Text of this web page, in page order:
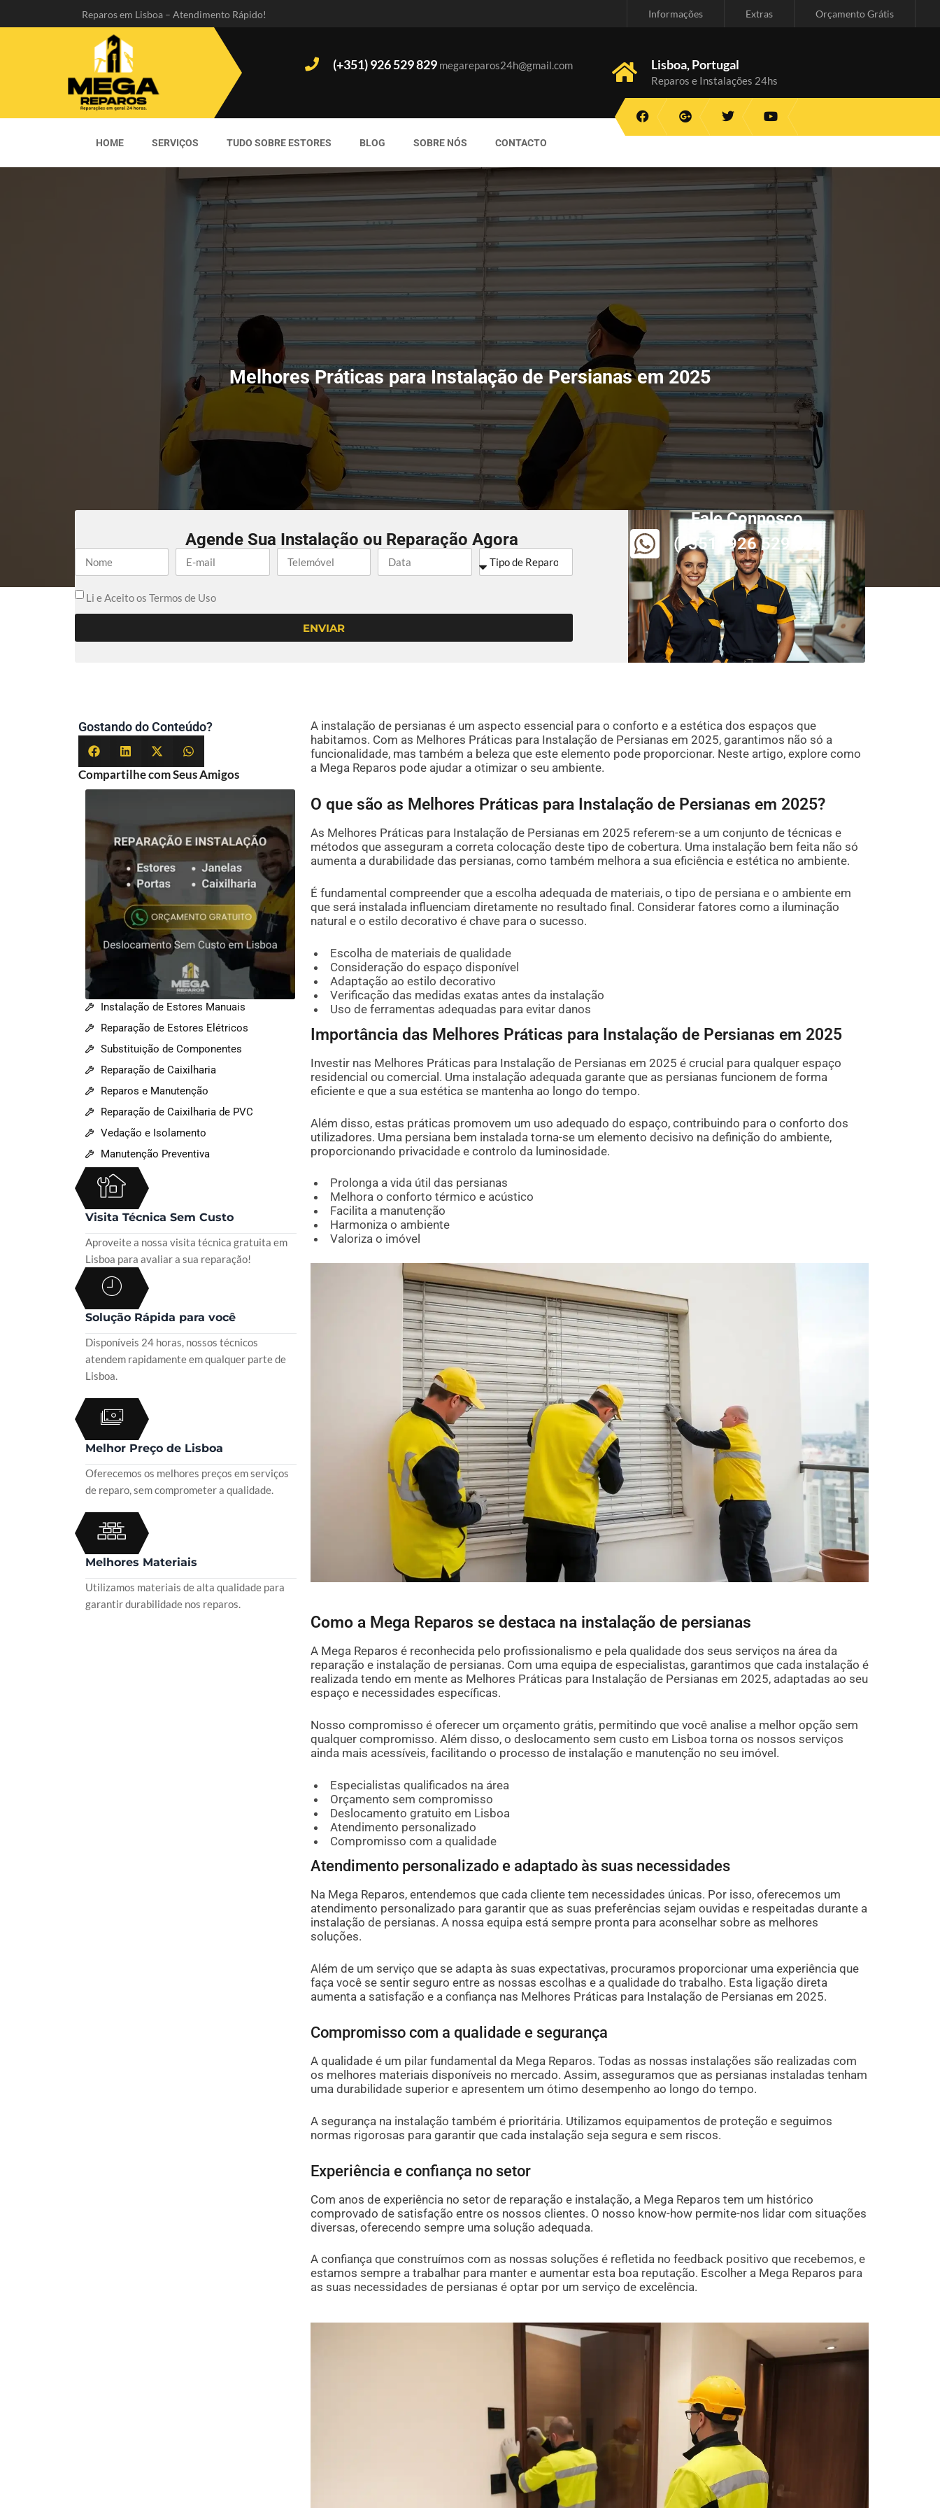
Reparos em Lisboa – Atendimento Rápido! Informações Extras Orçamento Grátis
(+351) 926 529 829 megareparos24h@gmail.com Lisboa, Portugal
Reparos e Instalações 24hs
HOME SERVIÇOS TUDO SOBRE ESTORES BLOG SOBRE NÓS CONTACTO
Melhores Práticas para Instalação de Persianas em 2025
Agende Sua Instalação ou Reparação Agora
Li e Aceito os Termos de Uso
ENVIAR
Fale Connosco
(+351) 926 529 829
A instalação de persianas é um aspecto essencial para o conforto e a estética dos espaços que
habitamos. Com as Melhores Práticas para Instalação de Persianas em 2025, garantimos não só a
funcionalidade, mas também a beleza que este elemento pode proporcionar. Neste artigo, explore como
a Mega Reparos pode ajudar a otimizar o seu ambiente.
O que são as Melhores Práticas para Instalação de Persianas em 2025?
As Melhores Práticas para Instalação de Persianas em 2025 referem-se a um conjunto de técnicas e
métodos que asseguram a correta colocação deste tipo de cobertura. Uma instalação bem feita não só
aumenta a durabilidade das persianas, como também melhora a sua eficiência e estética no ambiente.
É fundamental compreender que a escolha adequada de materiais, o tipo de persiana e o ambiente em
que será instalada influenciam diretamente no resultado final. Considerar fatores como a iluminação
natural e o estilo decorativo é chave para o sucesso.
Escolha de materiais de qualidade
Consideração do espaço disponível
Adaptação ao estilo decorativo
Verificação das medidas exatas antes da instalação
Uso de ferramentas adequadas para evitar danos
Importância das Melhores Práticas para Instalação de Persianas em 2025
Investir nas Melhores Práticas para Instalação de Persianas em 2025 é crucial para qualquer espaço
residencial ou comercial. Uma instalação adequada garante que as persianas funcionem de forma
eficiente e que a sua estética se mantenha ao longo do tempo.
Além disso, estas práticas promovem um uso adequado do espaço, contribuindo para o conforto dos
utilizadores. Uma persiana bem instalada torna-se um elemento decisivo na definição do ambiente,
proporcionando privacidade e controlo da luminosidade.
Prolonga a vida útil das persianas
Melhora o conforto térmico e acústico
Facilita a manutenção
Harmoniza o ambiente
Valoriza o imóvel
Como a Mega Reparos se destaca na instalação de persianas
A Mega Reparos é reconhecida pelo profissionalismo e pela qualidade dos seus serviços na área da
reparação e instalação de persianas. Com uma equipa de especialistas, garantimos que cada instalação é
realizada tendo em mente as Melhores Práticas para Instalação de Persianas em 2025, adaptadas ao seu
espaço e necessidades específicas.
Nosso compromisso é oferecer um orçamento grátis, permitindo que você analise a melhor opção sem
qualquer compromisso. Além disso, o deslocamento sem custo em Lisboa torna os nossos serviços
ainda mais acessíveis, facilitando o processo de instalação e manutenção no seu imóvel.
Especialistas qualificados na área
Orçamento sem compromisso
Deslocamento gratuito em Lisboa
Atendimento personalizado
Compromisso com a qualidade
Atendimento personalizado e adaptado às suas necessidades
Na Mega Reparos, entendemos que cada cliente tem necessidades únicas. Por isso, oferecemos um
atendimento personalizado para garantir que as suas preferências sejam ouvidas e respeitadas durante a
instalação de persianas. A nossa equipa está sempre pronta para aconselhar sobre as melhores
soluções.
Além de um serviço que se adapta às suas expectativas, procuramos proporcionar uma experiência que
faça você se sentir seguro entre as nossas escolhas e a qualidade do trabalho. Esta ligação direta
aumenta a satisfação e a confiança nas Melhores Práticas para Instalação de Persianas em 2025.
Compromisso com a qualidade e segurança
A qualidade é um pilar fundamental da Mega Reparos. Todas as nossas instalações são realizadas com
os melhores materiais disponíveis no mercado. Assim, asseguramos que as persianas instaladas tenham
uma durabilidade superior e apresentem um ótimo desempenho ao longo do tempo.
A segurança na instalação também é prioritária. Utilizamos equipamentos de proteção e seguimos
normas rigorosas para garantir que cada instalação seja segura e sem riscos.
Experiência e confiança no setor
Com anos de experiência no setor de reparação e instalação, a Mega Reparos tem um histórico
comprovado de satisfação entre os nossos clientes. O nosso know-how permite-nos lidar com situações
diversas, oferecendo sempre uma solução adequada.
A confiança que construímos com as nossas soluções é refletida no feedback positivo que recebemos, e
estamos sempre a trabalhar para manter e aumentar esta boa reputação. Escolher a Mega Reparos para
as suas necessidades de persianas é optar por um serviço de excelência.
Gostando do Conteúdo?
Compartilhe com Seus Amigos
Instalação de Estores Manuais
Reparação de Estores Elétricos
Substituição de Componentes
Reparação de Caixilharia
Reparos e Manutenção
Reparação de Caixilharia de PVC
Vedação e Isolamento
Manutenção Preventiva
Visita Técnica Sem Custo
Aproveite a nossa visita técnica gratuita em
Lisboa para avaliar a sua reparação!
Solução Rápida para você
Disponíveis 24 horas, nossos técnicos
atendem rapidamente em qualquer parte de
Lisboa.
Melhor Preço de Lisboa
Oferecemos os melhores preços em serviços
de reparo, sem comprometer a qualidade.
Melhores Materiais
Utilizamos materiais de alta qualidade para
garantir durabilidade nos reparos.